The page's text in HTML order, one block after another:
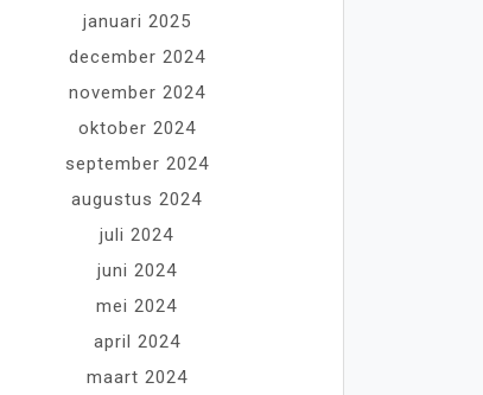
januari 2025
december 2024
november 2024
oktober 2024
september 2024
augustus 2024
juli 2024
juni 2024
mei 2024
april 2024
maart 2024